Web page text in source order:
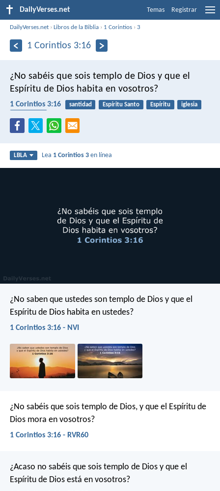
DailyVerses.net Temas Registrar
DailyVerses.net ›Libros de la Biblia › 1 Corintios ›3
1 Corintios 3:16
¿No sabéis que sois templo de Dios y que el
Espíritu de Dios habita en vosotros?
1 Corintios 3:16 santidad Espíritu Santo Espíritu
iglesia
LBLA Lea 1 Corintios 3 en línea
¿No saben que ustedes son templo de Dios y que el
Espíritu de Dios habita en ustedes?
1 Corintios 3:16 - NVI
¿No sabéis que sois templo de Dios, y que el Espíritu de
Dios mora en vosotros?
1 Corintios 3:16 - RVR60
¿Acaso no sabéis que sois templo de Dios y que el
Espíritu de Dios está en vosotros?